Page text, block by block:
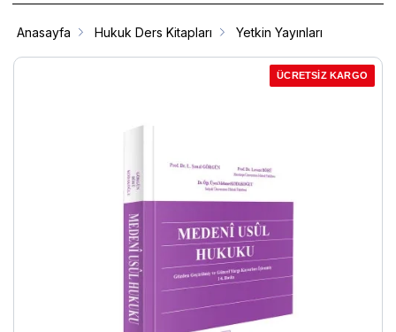
Anasayfa Hukuk Ders Kitapları Yetkin Yayınları
ÜCRETSİZ KARGO